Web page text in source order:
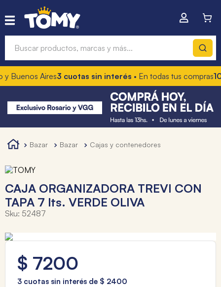
Buenos Aires3 cuotas sin interés• En todas tus compras
bazar bazar cajas y contenedores
CAJA ORGANIZADORA TREVI CON
TAPA 7 lts. VERDE OLIVA
Sku: 52487
$ 7200
3 cuotas sin interés de $ 2400
Términos más buscados
1.
hot wheels